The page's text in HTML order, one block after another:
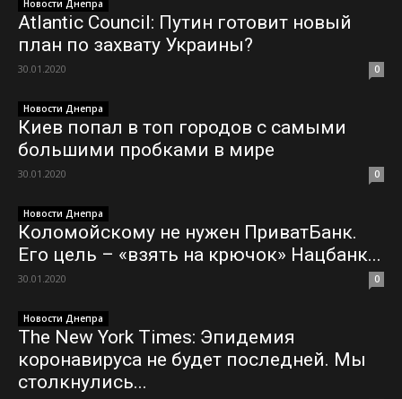
Новости Днепра
Atlantic Council: Путин готовит новый
план по захвату Украины?
30.01.2020 0
Новости Днепра
Киев попал в топ городов с самыми
большими пробками в мире
30.01.2020 0
Новости Днепра
Коломойскому не нужен ПриватБанк.
Его цель – «взять на крючок» Нацбанк...
30.01.2020 0
Новости Днепра
The New York Times: Эпидемия
коронавируса не будет последней. Мы
столкнулись...